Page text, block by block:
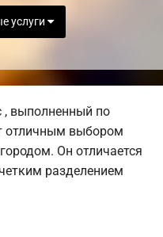
услуги
, выполненный по
отличным выбором
Он отличается
разделением